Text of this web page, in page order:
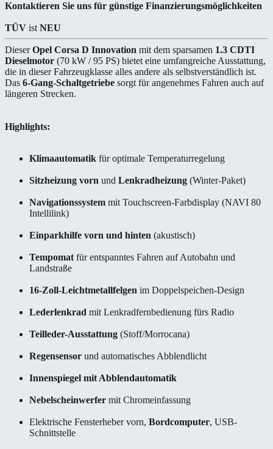
Kontaktieren Sie uns für günstige Finanzierungsmöglichkeiten
TÜV ist NEU
DieserOpel Corsa D Innovation mit dem sparsamen 1.3 CDTI
Dieselmotor (70 kW / 95 PS) bietet eine umfangreiche Ausstattung,
die in dieser Fahrzeugklasse alles andere als selbstverständlich ist.
Das 6-Gang-Schaltgetriebe sorgt für angenehmes Fahren auch auf
längeren Strecken.
Highlights:
Klimaautomatik für optimale Temperaturregelung
Sitzheizung vorn und Lenkradheizung (Winter-Paket)
Navigationssystem mit Touchscreen-Farbdisplay (NAVI 80
Intellilink)
Einparkhilfe vorn und hinten (akustisch)
Tempomat für entspanntes Fahren auf Autobahn und
Landstraße
16-Zoll-Leichtmetallfelgen im Doppelspeichen-Design
Lederlenkrad mit Lenkradfernbedienung fürs Radio
Teilleder-Ausstattung (Stoff/Morrocana)
Regensensor und automatisches Abblendlicht
Innenspiegel mit Abblendautomatik
Nebelscheinwerfer mit Chromeinfassung
Elektrische Fensterheber vorn, Bordcomputer, USB-
Schnittstelle